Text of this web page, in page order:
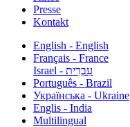
Presse
Kontakt
English - English
Français - France
עִבְרִית - Israel
Português - Brazil
Українська - Ukraine
Englis - India
Multilingual